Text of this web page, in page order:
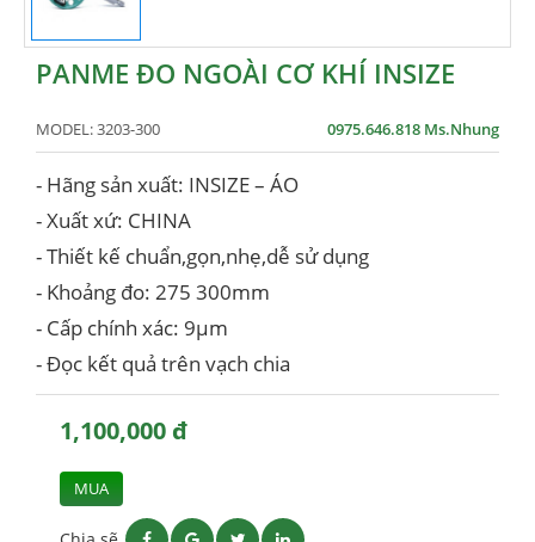
PANME ĐO NGOÀI CƠ KHÍ INSIZE
MODEL:3203-300 0975.646.818 Ms.Nhung
- Hãng sản xuất: INSIZE – ÁO
- Xuất xứ: CHINA
- Thiết kế chuẩn,gọn,nhẹ,dễ sử dụng
- Khoảng đo: 275 300mm
- Cấp chính xác: 9µm
- Đọc kết quả trên vạch chia
1,100,000 đ
MUA